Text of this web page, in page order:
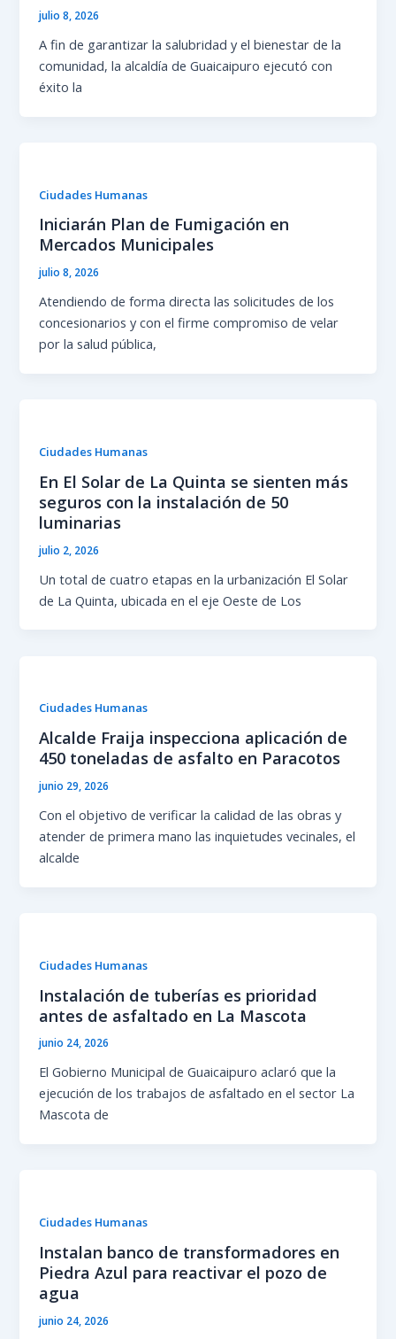
julio 8, 2026
A fin de garantizar la salubridad y el bienestar de la
comunidad, la alcaldía de Guaicaipuro ejecutó con
éxito la
Ciudades Humanas
Iniciarán Plan de Fumigación en
Mercados Municipales
julio 8, 2026
Atendiendo de forma directa las solicitudes de los
concesionarios y con el firme compromiso de velar
por la salud pública,
Ciudades Humanas
En El Solar de La Quinta se sienten más
seguros con la instalación de 50
luminarias
julio 2, 2026
Un total de cuatro etapas en la urbanización El Solar
de La Quinta, ubicada en el eje Oeste de Los
Ciudades Humanas
Alcalde Fraija inspecciona aplicación de
450 toneladas de asfalto en Paracotos
junio 29, 2026
Con el objetivo de verificar la calidad de las obras y
atender de primera mano las inquietudes vecinales, el
alcalde
Ciudades Humanas
Instalación de tuberías es prioridad
antes de asfaltado en La Mascota
junio 24, 2026
El Gobierno Municipal de Guaicaipuro aclaró que la
ejecución de los trabajos de asfaltado en el sector La
Mascota de
Ciudades Humanas
Instalan banco de transformadores en
Piedra Azul para reactivar el pozo de
agua
junio 24, 2026